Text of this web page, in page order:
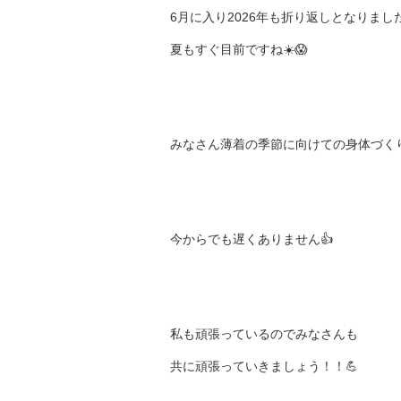
6月に入り2026年も折り返しとなりまし
夏もすぐ目前ですね☀️😱
みなさん薄着の季節に向けての身体づく
今からでも遅くありません👍
私も頑張っているのでみなさんも
共に頑張っていきましょう！！💪